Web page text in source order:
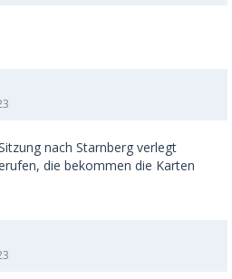
nach Starnberg verlegt
die bekommen die Karten